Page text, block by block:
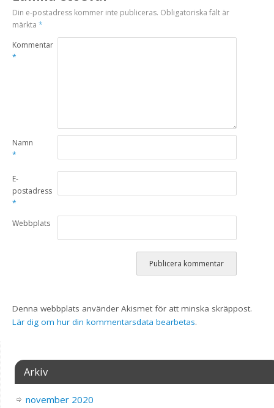
Din e-postadress kommer inte publiceras. Obligatoriska fält är
märkta*
Kommentar
*
Namn
*
E-
postadress
*
Webbplats
Denna webbplats använder Akismet för att minska skräppost.
Lär dig om hur din kommentarsdata bearbetas.
Arkiv
november 2020